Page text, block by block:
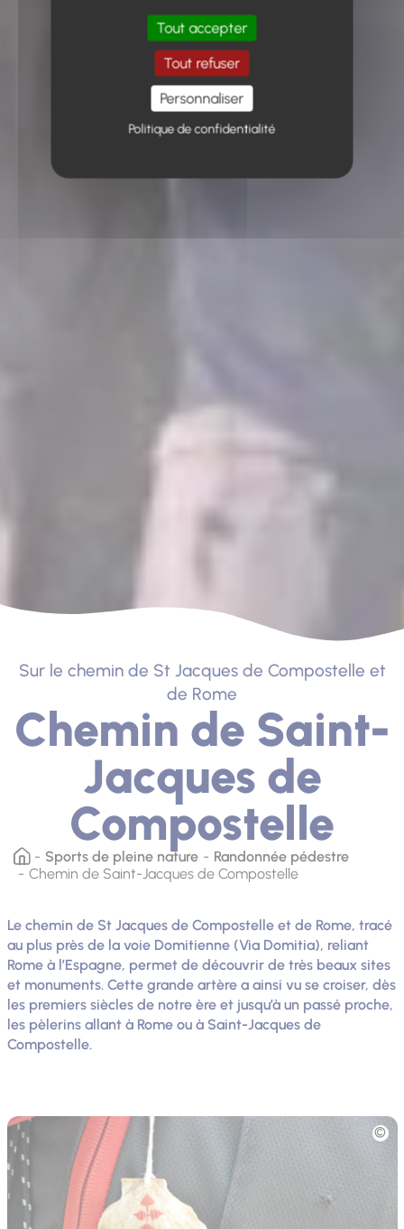
Chemin de Saint-
Jacques de
Compostelle
Sur le chemin de St Jacques de Compostelle et
de Rome
Sports de pleine nature
Randonnée pédestre
Chemin de Saint-Jacques de Compostelle
Le chemin de St Jacques de Compostelle et de Rome, tracé
au plus près de la voie Domitienne (Via Domitia), reliant
Rome à l’Espagne, permet de découvrir de très beaux sites
et monuments. Cette grande artère a ainsi vu se croiser, dès
les premiers siècles de notre ère et jusqu’à un passé proche,
les pèlerins allant à Rome ou à Saint-Jacques de
Compostelle.
Photo
Tout accepter
Tout refuser
Personnaliser
Politique de confidentialité